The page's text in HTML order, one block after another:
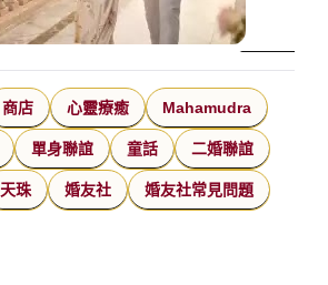
商店 心靈療癒 Mahamudra
單身聯誼 童話 二婚聯誼
天珠 婚友社 婚友社常見問題